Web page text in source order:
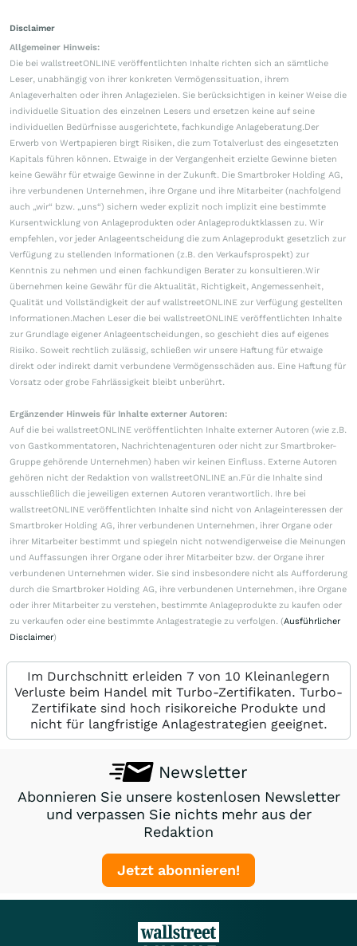
Disclaimer
Allgemeiner Hinweis:
Die bei wallstreetONLINE veröffentlichten Inhalte richten sich an sämtliche
Leser, unabhängig von ihrer konkreten Vermögenssituation, ihrem
Anlageverhalten oder ihren Anlagezielen. Sie berücksichtigen in keiner Weise die
individuelle Situation des einzelnen Lesers und ersetzen keine auf seine
individuellen Bedürfnisse ausgerichtete, fachkundige Anlageberatung.Der
Erwerb von Wertpapieren birgt Risiken, die zum Totalverlust des eingesetzten
Kapitals führen können. Etwaige in der Vergangenheit erzielte Gewinne bieten
keine Gewähr für etwaige Gewinne in der Zukunft. Die Smartbroker Holding AG,
ihre verbundenen Unternehmen, ihre Organe und ihre Mitarbeiter (nachfolgend
auch „wir“ bzw. „uns“) sichern weder explizit noch implizit eine bestimmte
Kursentwicklung von Anlageprodukten oder Anlageproduktklassen zu. Wir
empfehlen, vor jeder Anlageentscheidung die zum Anlageprodukt gesetzlich zur
Verfügung zu stellenden Informationen (z.B. den Verkaufsprospekt) zur
Kenntnis zu nehmen und einen fachkundigen Berater zu konsultieren.Wir
übernehmen keine Gewähr für die Aktualität, Richtigkeit, Angemessenheit,
Qualität und Vollständigkeit der auf wallstreetONLINE zur Verfügung gestellten
Informationen.Machen Leser die bei wallstreetONLINE veröffentlichten Inhalte
zur Grundlage eigener Anlageentscheidungen, so geschieht dies auf eigenes
Risiko. Soweit rechtlich zulässig, schließen wir unsere Haftung für etwaige
direkt oder indirekt damit verbundene Vermögensschäden aus. Eine Haftung für
Vorsatz oder grobe Fahrlässigkeit bleibt unberührt.
Ergänzender Hinweis für Inhalte externer Autoren:
Auf die bei wallstreetONLINE veröffentlichten Inhalte externer Autoren (wie z.B.
von Gastkommentatoren, Nachrichtenagenturen oder nicht zur Smartbroker-
Gruppe gehörende Unternehmen) haben wir keinen Einfluss. Externe Autoren
gehören nicht der Redaktion von wallstreetONLINE an.Für die Inhalte sind
ausschließlich die jeweiligen externen Autoren verantwortlich. Ihre bei
wallstreetONLINE veröffentlichten Inhalte sind nicht von Anlageinteressen der
Smartbroker Holding AG, ihrer verbundenen Unternehmen, ihrer Organe oder
ihrer Mitarbeiter bestimmt und spiegeln nicht notwendigerweise die Meinungen
und Auffassungen ihrer Organe oder ihrer Mitarbeiter bzw. der Organe ihrer
verbundenen Unternehmen wider. Sie sind insbesondere nicht als Aufforderung
durch die Smartbroker Holding AG, ihre verbundenen Unternehmen, ihre Organe
oder ihrer Mitarbeiter zu verstehen, bestimmte Anlageprodukte zu kaufen oder
zu verkaufen oder eine bestimmte Anlagestrategie zu verfolgen. (Ausführlicher
Disclaimer)
Im Durchschnitt erleiden 7 von 10 Kleinanlegern
Verluste beim Handel mit Turbo-Zertifikaten. Turbo-
Zertifikate sind hoch risikoreiche Produkte und
nicht für langfristige Anlagestrategien geeignet.
Newsletter
Abonnieren Sie unsere kostenlosen Newsletter
und verpassen Sie nichts mehr aus der
Redaktion
Jetzt abonnieren!